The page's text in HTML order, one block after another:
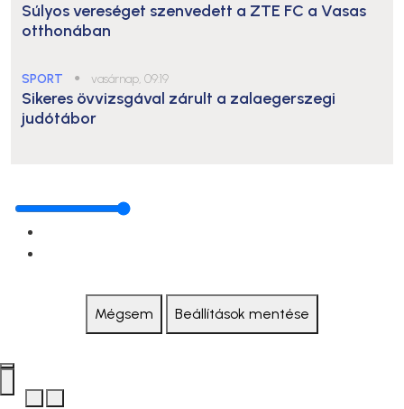
Súlyos vereséget szenvedett a ZTE FC a Vasas
otthonában
SPORT ● vasárnap, 09:19
Sikeres övvizsgával zárult a zalaegerszegi
judótábor
Mégsem Beállítások mentése